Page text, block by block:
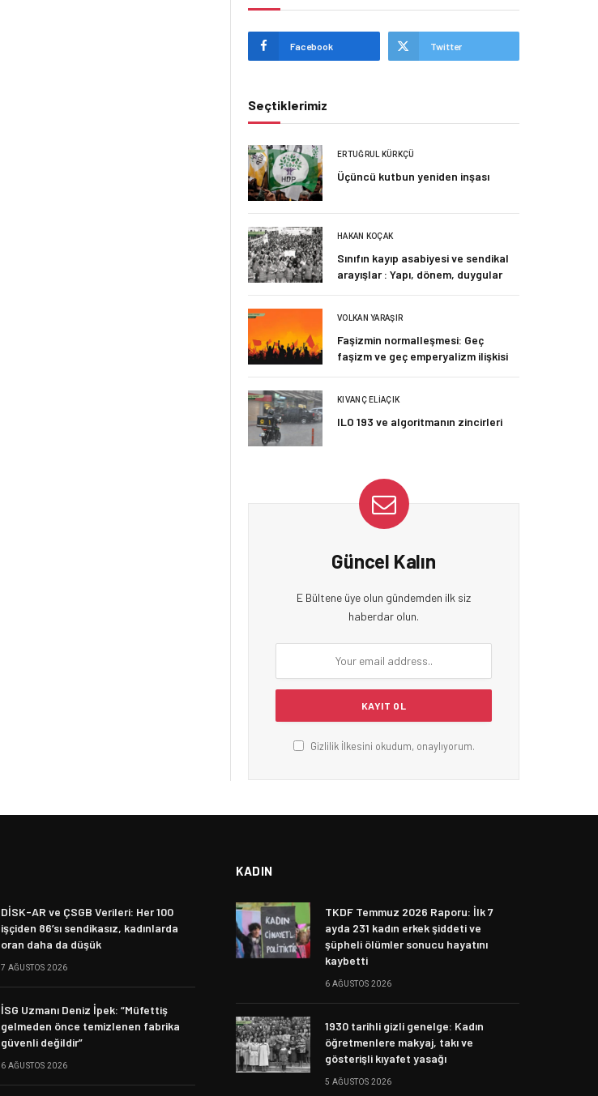
Facebook Twitter
Seçtiklerimiz
ERTUĞRUL KÜRKÇÜ
Üçüncü kutbun yeniden inşası
HAKAN KOÇAK
Sınıfın kayıp asabiyesi ve sendikal
arayışlar : Yapı, dönem, duygular
VOLKAN YARAŞIR
Faşizmin normalleşmesi: Geç
faşizm ve geç emperyalizm ilişkisi
KIVANÇ ELIAÇIK
ILO 193 ve algoritmanın zincirleri
Güncel Kalın
E Bültene üye olun gündemden ilk siz
haberdar olun.
Gizlilik İlkesini okudum, onaylıyorum.
DİSK-AR ve ÇSGB Verileri: Her 100
işçiden 86’sı sendikasız, kadınlarda
oran daha da düşük
7 AĞUSTOS 2026
İSG Uzmanı Deniz İpek: “Müfettiş
gelmeden önce temizlenen fabrika
güvenli değildir”
6 AĞUSTOS 2026
KADIN
TKDF Temmuz 2026 Raporu: İlk 7
ayda 231 kadın erkek şiddeti ve
şüpheli ölümler sonucu hayatını
kaybetti
6 AĞUSTOS 2026
1930 tarihli gizli genelge: Kadın
öğretmenlere makyaj, takı ve
gösterişli kıyafet yasağı
5 AĞUSTOS 2026